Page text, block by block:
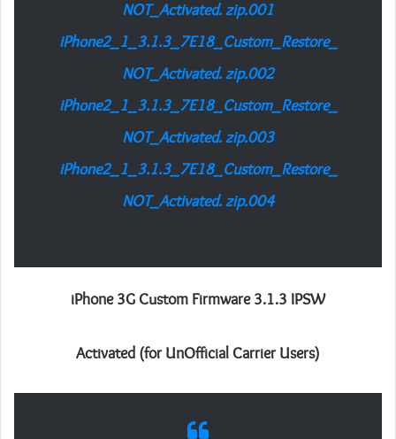
NOT_Activated. zip.001
iPhone2_1_3.1.3_7E18_Custom_Restore_
NOT_Activated. zip.002
iPhone2_1_3.1.3_7E18_Custom_Restore_
NOT_Activated. zip.003
iPhone2_1_3.1.3_7E18_Custom_Restore_
NOT_Activated. zip.004
iPhone 3G Custom Firmware 3.1.3 IPSW
Activated (for UnOfficial Carrier Users)